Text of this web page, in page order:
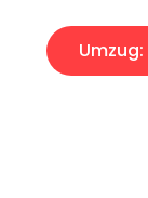
Umzug: